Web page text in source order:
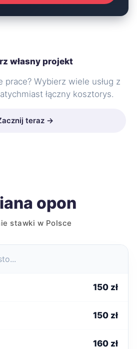
własny projekt
prace? Wybierz wiele usług z
łączny kosztorys.
teraz →
opon
stawki w Polsce
150 zł
150 zł
160 zł